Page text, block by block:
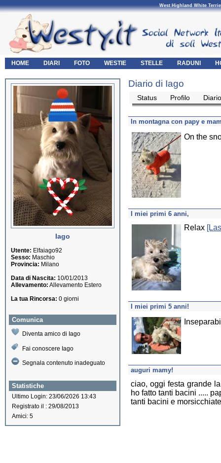
West Highland White
HOME DIARI FOTO WESTIE STELLE RADUNI
Iago
Utente: Elfaiago92
Sesso: Maschio
Provincia: Milano
Data di Nascita: 10/01/2013
Allevamento: Allevamento Estero
La tua Rincorsa: 0 giorni
Comunica
Diventa amico di Iago
Fai conoscere Iago
Segnala contenuto inadeguato
Statistiche
Ultimo Login: 23/06/2026 13:43
Registrato il : 29/08/2013
Amici: 5
Diario di Iago
Status Profilo Diario
In montagna con papy e
On the
I miei primi 6 anni,
Relax
I miei primi 5 anni!
auguri mamy!
ciao, oggi festa grande
ho fatto tanti bacini .....
tanti bacini e